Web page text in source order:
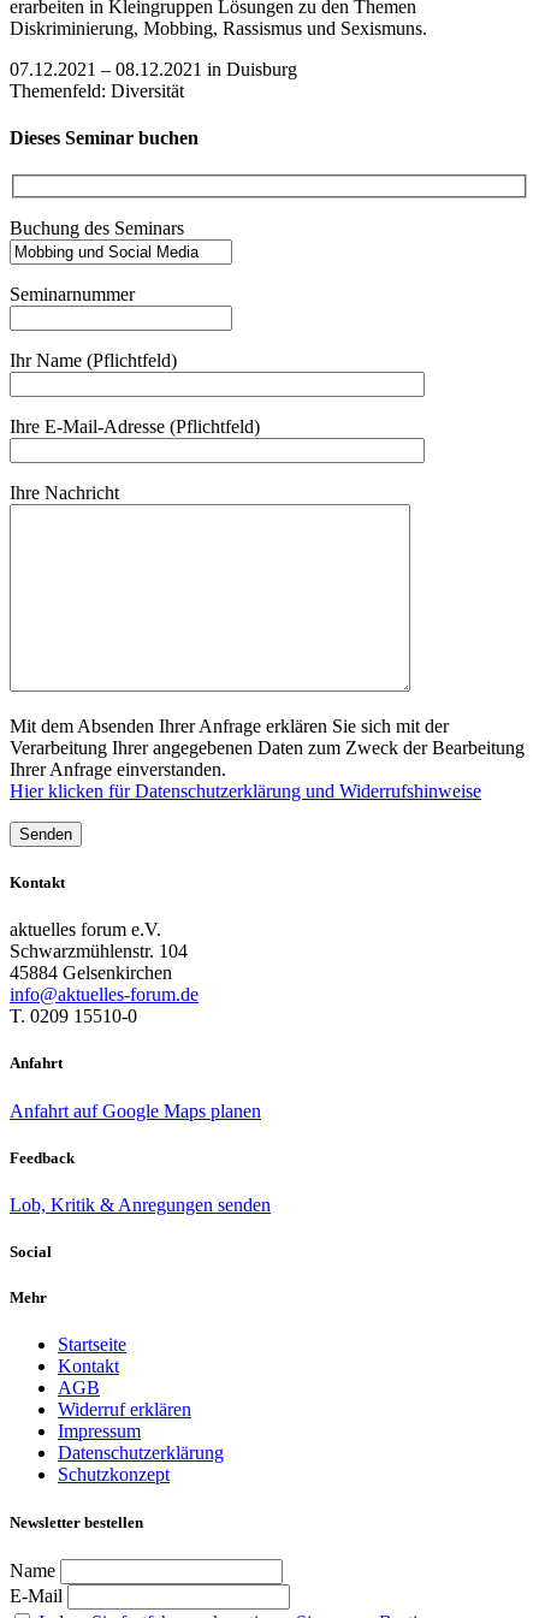
erarbeiten in Kleingruppen Lösungen zu den Themen
Diskriminierung, Mobbing, Rassismus und Sexismuns.
07.12.2021 – 08.12.2021 in Duisburg
Themenfeld: Diversität
Dieses Seminar buchen
Buchung des Seminars
Seminarnummer
Ihr Name (Pflichtfeld)
Ihre E-Mail-Adresse (Pflichtfeld)
Ihre Nachricht
Mit dem Absenden Ihrer Anfrage erklären Sie sich mit der
Verarbeitung Ihrer angegebenen Daten zum Zweck der Bearbeitung
Ihrer Anfrage einverstanden.
Hier klicken für Datenschutzerklärung und Widerrufshinweise
Kontakt
aktuelles forum e.V.
Schwarzmühlenstr. 104
45884 Gelsenkirchen
info@aktuelles-forum.de
T. 0209 15510-0
Anfahrt
Anfahrt auf Google Maps planen
Feedback
Lob, Kritik & Anregungen senden
Social
Mehr
Startseite
Kontakt
AGB
Widerruf erklären
Impressum
Datenschutzerklärung
Schutzkonzept
Newsletter bestellen
Name
E-Mail